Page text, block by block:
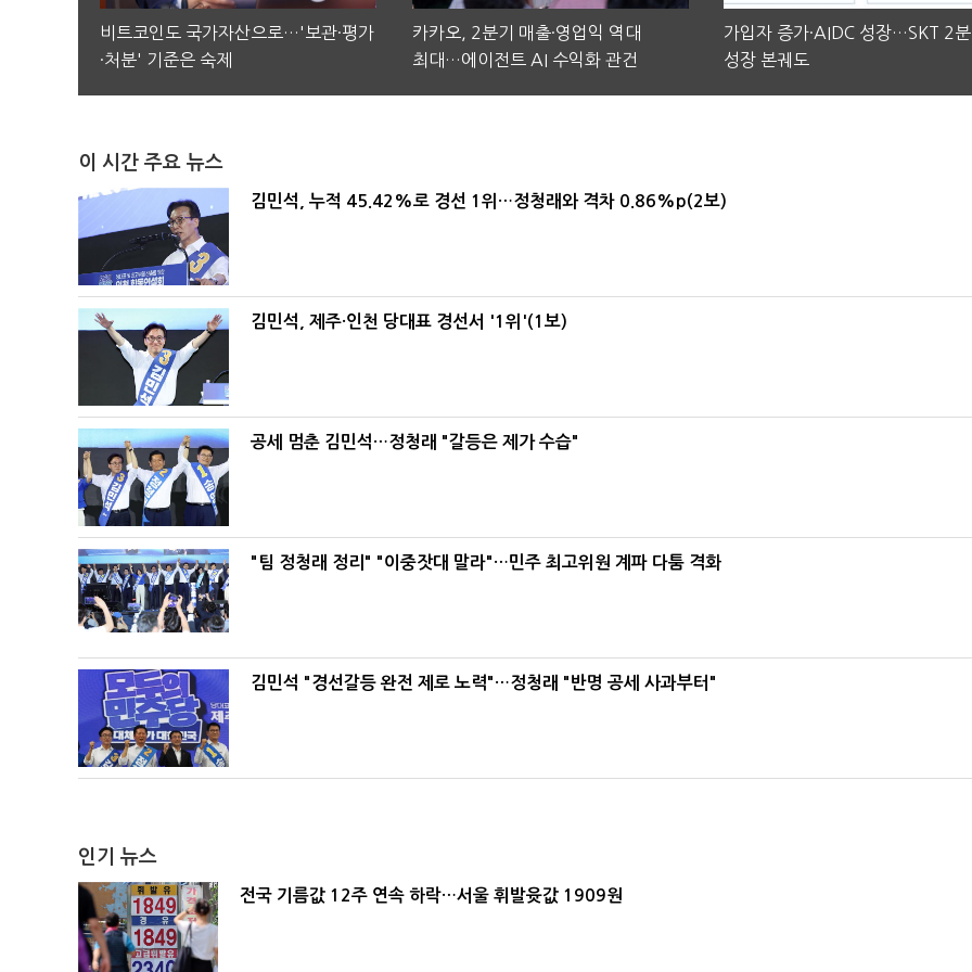
비트코인도 국가자산으로…'보관·평가
·처분' 기준은 숙제
카카오, 2분기 매출·영업익 역대
최대…에이전트 AI 수익화 관건
가입자 증가·AIDC 성장…SKT 2
성장 본궤도
이 시간 주요 뉴스
김민석, 누적 45.42%로 경선 1위…정청래와 격차 0.86%p(2보)
김민석, 제주·인천 당대표 경선서 '1위'(1보)
공세 멈춘 김민석…정청래 "갈등은 제가 수습"
"팀 정청래 정리" "이중잣대 말라"…민주 최고위원 계파 다툼 격화
김민석 "경선갈등 완전 제로 노력"…정청래 "반명 공세 사과부터"
인기 뉴스
전국 기름값 12주 연속 하락…서울 휘발윳값 1909원